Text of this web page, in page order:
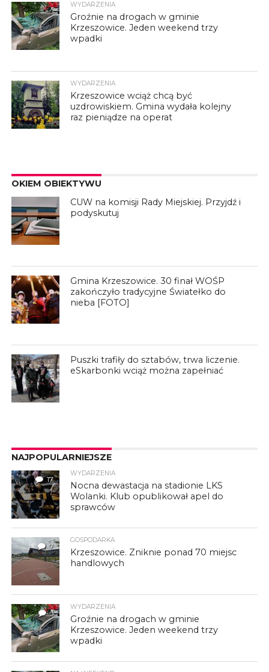
WYDARZENIA
Groźnie na drogach w gminie
Krzeszowice. Jeden weekend trzy
wpadki
WYDARZENIA
Krzeszowice wciąż chcą być
uzdrowiskiem. Gmina wydała kolejny
raz pieniądze na operat
OKIEM OBIEKTYWU
CUW na komisji Rady Miejskiej. Przyjdź i
podyskutuj
Gmina Krzeszowice. 30 finał WOŚP
zakończyło tradycyjne Światełko do
nieba [FOTO]
Puszki trafiły do sztabów, trwa liczenie.
eSkarbonki wciąż można zapełniać
NAJPOPULARNIEJSZE
17
WYDARZENIA
Nocna dewastacja na stadionie LKS
Wolanki. Klub opublikował apel do
sprawców
7
GOSPODARKA
Krzeszowice. Zniknie ponad 70 miejsc
handlowych
3
WYDARZENIA
Groźnie na drogach w gminie
Krzeszowice. Jeden weekend trzy
wpadki